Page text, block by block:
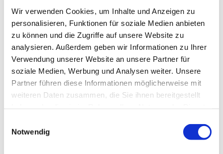
Wir verwenden Cookies, um Inhalte und Anzeigen zu
personalisieren, Funktionen für soziale Medien anbieten
zu können und die Zugriffe auf unsere Website zu
analysieren. Außerdem geben wir Informationen zu Ihrer
Verwendung unserer Website an unsere Partner für
soziale Medien, Werbung und Analysen weiter. Unsere
Partner führen diese Informationen möglicherweise mit
weiteren Daten zusammen, die Sie ihnen bereitgestellt
Notwendig